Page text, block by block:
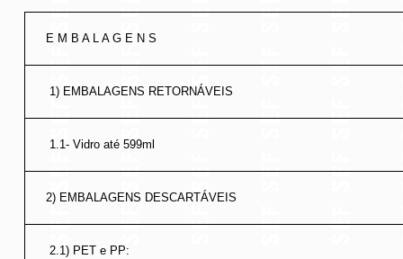
E M B A L A G E N S
1) EMBALAGENS RETORNÁVEIS
1.1- Vidro até 599ml
2) EMBALAGENS DESCARTÁVEIS
2.1) PET e PP: